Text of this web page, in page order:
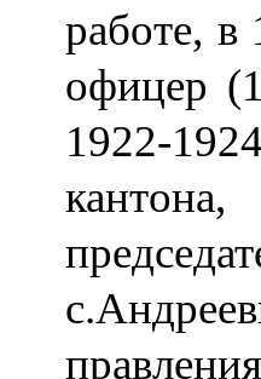
работе, в
офицер
1922-